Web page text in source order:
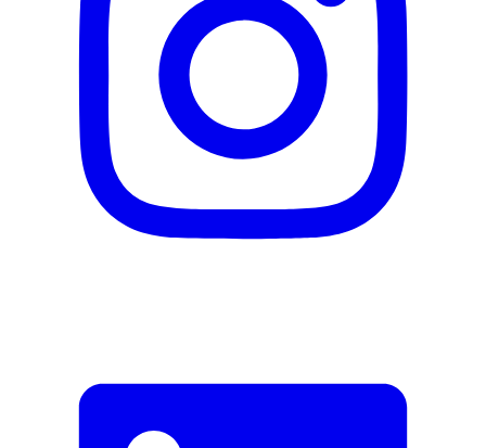
Herstellername
Urtekram
UK83749
0 Monate
Garantieinformationen
Urtekram
Fehler melden
Beschreibung